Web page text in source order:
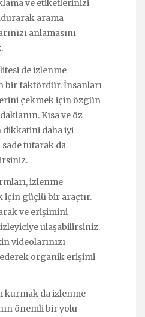
ve etiketlerinizi
arama
anlamasını
de izlenme
bir faktördür. İnsanları
çekmek için özgün
Kısa ve öz
daha iyi
tutarak da
izlenme
için güçlü bir araçtır.
ve erişimini
ulaşabilirsiniz.
videolarınızı
ederek organik erişimi
kurmak da izlenme
önemli bir yolu